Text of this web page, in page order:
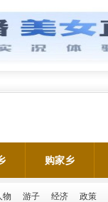
购家乡
物 游子 经济 政策